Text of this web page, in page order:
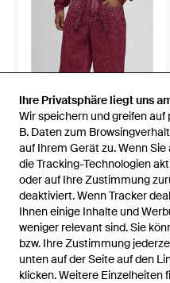
Ihre Privatsphäre liegt uns
Wir speichern und greifen
B. Daten zum
auf Ihrem Gerät zu. Wenn
die Tracking-Technologien
oder auf Ihre Zustimmung
deaktiviert. Wenn Tracker
Ihnen einige Inhalte und
weniger relevant sind. Sie
bzw. Ihre Zustimmung
unten auf der Seite auf den
klicken. Weitere Einzelheiten
Ihre Privatsphäre liegt uns
Wir speichern und greifen
B. Daten zum
auf Ihrem Gerät zu. Wenn
die Tracking-Technologien
oder auf Ihre Zustimmung
deaktiviert. Wenn Tracker
Ihnen einige Inhalte und
weniger relevant sind. Sie
bzw. Ihre Zustimmung
unten auf der Seite auf den
klicken. Weitere Einzelheiten
100 €40 €
BoohooMAN
Lockere Jeans mit rotem
Strass-Gürtel
Von Boohooman
SALE